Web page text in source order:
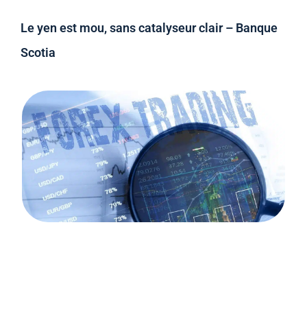
Le yen est mou, sans catalyseur clair – Banque
Scotia